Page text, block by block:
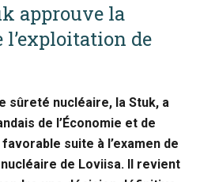
approuve la
de
sûreté nucléaire, la Stuk, a
de l’Économie et de
favorable suite à l’examen de
de Loviisa. Il revient